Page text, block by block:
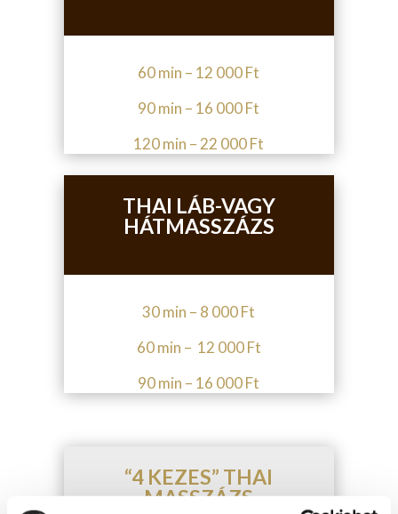
60 min – 12 000 Ft
90 min – 16 000 Ft
120 min – 22 000 Ft
THAI LÁB-VAGY
HÁTMASSZÁZS
30 min – 8 000 Ft
60 min – 12 000 Ft
90 min – 16 000 Ft
“4 KEZES” THAI
MASSZÁZS